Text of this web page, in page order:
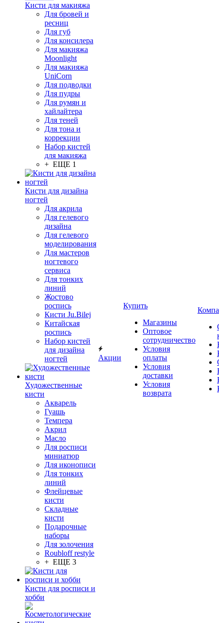
Кисти для макияжа
Для бровей и
ресниц
Для губ
Для консилера
Для макияжа
Moonlight
Для макияжа
UniCorn
Для подводки
Для пудры
Для румян и
хайлайтера
Для теней
Для тона и
коррекции
Набор кистей
для макияжа
+ ЕЩЕ 1
Кисти для дизайна
ногтей
Для акрила
Для гелевого
дизайна
Для гелевого
моделирования
Для мастеров
ногтевого
сервиса
Для тонких
линий
Жостово
роспись
Кисти Ju.Bilej
Китайская
роспись
Набор кистей
для дизайна
ногтей
Художественные
кисти
Акварель
Гуашь
Темпера
Акрил
Масло
Для росписи
миниатюр
Для иконописи
Для тонких
линий
Флейцевые
кисти
Складные
кисти
Подарочные
наборы
Для золочения
Roubloff restyle
+ ЕЩЕ 3
Кисти для росписи и
хобби
Акции
Купить
Магазины
Оптовое
сотрудничество
Условия
оплаты
Условия
доставки
Условия
возврата